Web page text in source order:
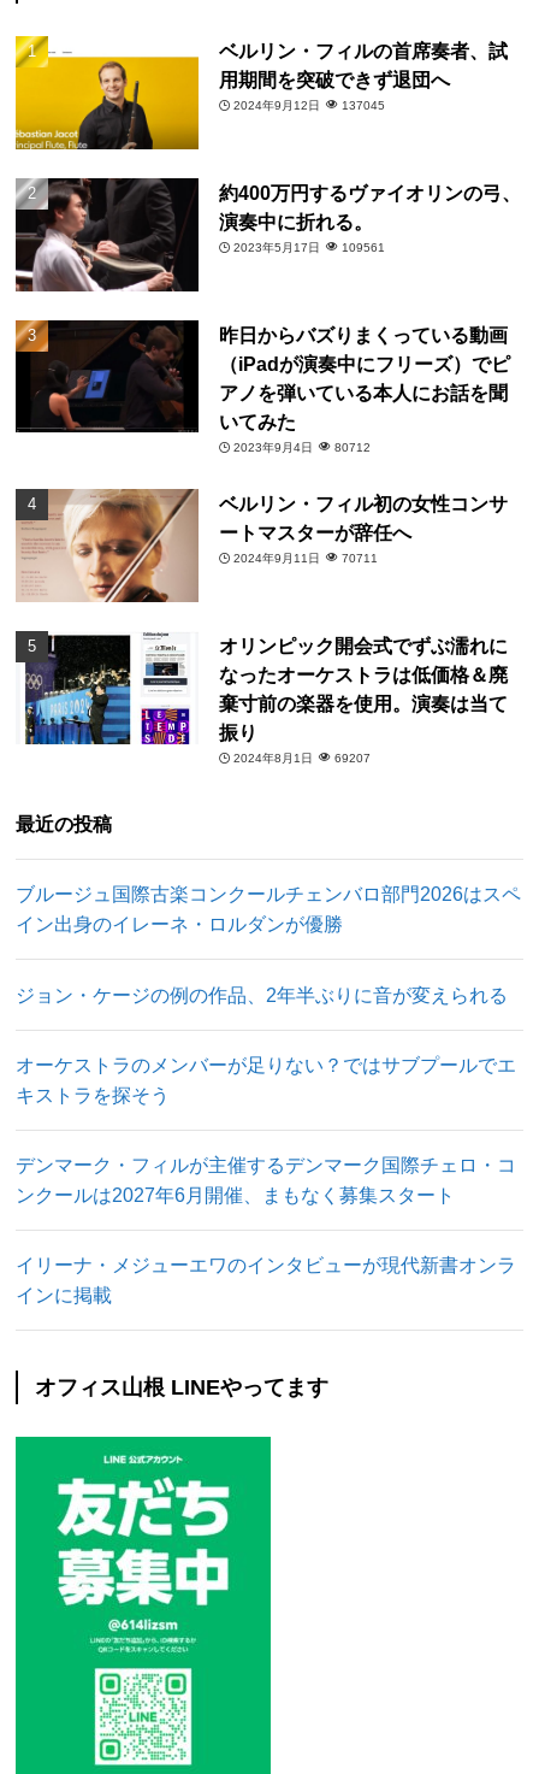
ベルリン・フィルの首席奏者、試
用期間を突破できず退団へ
2024年9月12日 137045
約400万円するヴァイオリンの弓、
演奏中に折れる。
2023年5月17日 109561
昨日からバズりまくっている動画
（iPadが演奏中にフリーズ）でピ
アノを弾いている本人にお話を聞
いてみた
2023年9月4日 80712
ベルリン・フィル初の女性コンサ
ートマスターが辞任へ
2024年9月11日 70711
オリンピック開会式でずぶ濡れに
なったオーケストラは低価格＆廃
棄寸前の楽器を使用。演奏は当て
振り
2024年8月1日 69207
最近の投稿
ブルージュ国際古楽コンクールチェンバロ部門2026はスペ
イン出身のイレーネ・ロルダンが優勝
ジョン・ケージの例の作品、2年半ぶりに音が変えられる
オーケストラのメンバーが足りない？ではサブプールでエ
キストラを探そう
デンマーク・フィルが主催するデンマーク国際チェロ・コ
ンクールは2027年6月開催、まもなく募集スタート
イリーナ・メジューエワのインタビューが現代新書オンラ
インに掲載
オフィス山根 LINEやってます